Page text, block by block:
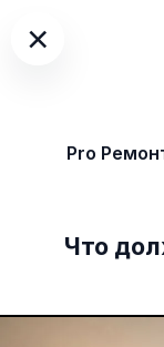
×
Pro
Что